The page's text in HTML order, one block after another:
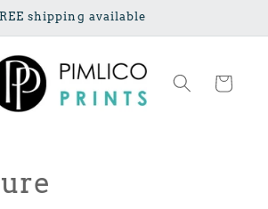
shipping available
Panier